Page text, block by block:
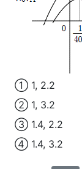
① 1, 2.2
② 1, 3.2
③ 1.4, 2.2
④ 1.4, 3.2